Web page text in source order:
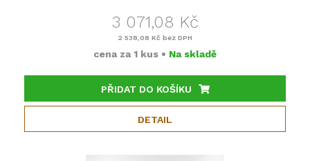
3 071,08 Kč
2 538,08 Kč bez DPH
cena za 1 kus • Na skladě
PŘIDAT DO KOŠÍKU
DETAIL